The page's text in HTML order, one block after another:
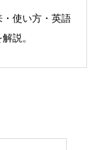
・使い方・英語
説。